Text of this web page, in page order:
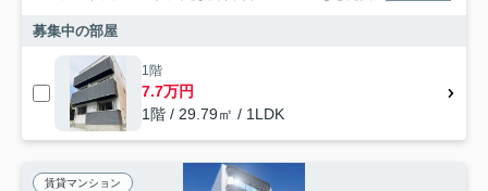
募集中の部屋
1階
7.7万円
1階 / 29.79㎡ / 1LDK
賃貸マンション